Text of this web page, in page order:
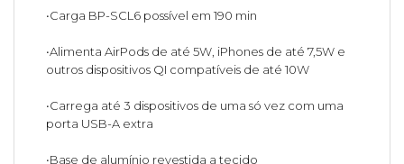
•Carga BP-SCL6 possível em 190 min
•Alimenta AirPods de até 5W, iPhones de até 7,5W e
outros dispositivos QI compatíveis de até 10W
•Carrega até 3 dispositivos de uma só vez com uma
porta USB-A extra
•Base de alumínio revestida a tecido